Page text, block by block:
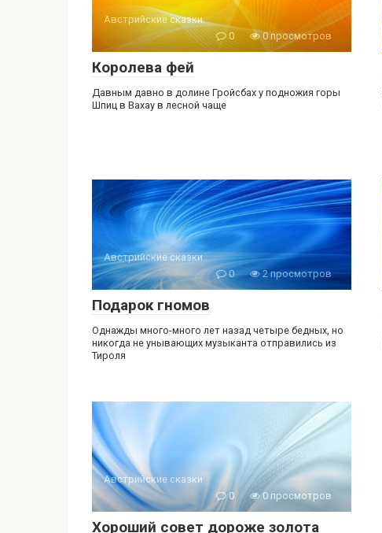
Австрийские сказки
0
0 просмотров
Королева фей
Давным давно в долине Гройсбах у подножия горы
Шпиц в Вахау в лесной чаще
Австрийские сказки
0
2 просмотров
Подарок гномов
Однажды много-много лет назад четыре бедных, но
никогда не унывающих музыканта отправились из
Тироля
Австрийские сказки
0
0 просмотров
Хороший совет дороже золота